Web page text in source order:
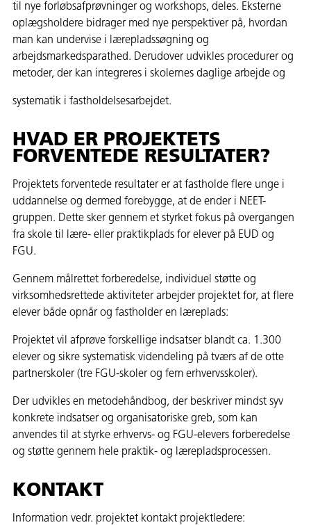
til nye forløbsafprøvninger og workshops, deles. Eksterne
oplægsholdere bidrager med nye perspektiver på, hvordan
man kan undervise i lærepladssøgning og
arbejdsmarkedsparathed. Derudover udvikles procedurer og
metoder, der kan integreres i skolernes daglige arbejde og
systematik i fastholdelsesarbejdet.
HVAD ER PROJEKTETS
FORVENTEDE RESULTATER?
Projektets forventede resultater er at fastholde flere unge i
uddannelse og dermed forebygge, at de ender i NEET-
gruppen. Dette sker gennem et styrket fokus på overgangen
fra skole til lære- eller praktikplads for elever på EUD og
FGU.
Gennem målrettet forberedelse, individuel støtte og
virksomhedsrettede aktiviteter arbejder projektet for, at flere
elever både opnår og fastholder en læreplads:
Projektet vil afprøve forskellige indsatser blandt ca. 1.300
elever og sikre systematisk videndeling på tværs af de otte
partnerskoler (tre FGU-skoler og fem erhvervsskoler).
Der udvikles en metodehåndbog, der beskriver mindst syv
konkrete indsatser og organisatoriske greb, som kan
anvendes til at styrke erhvervs- og FGU-elevers forberedelse
og støtte gennem hele praktik- og lærepladsprocessen.
KONTAKT
Information vedr. projektet kontakt projektledere: